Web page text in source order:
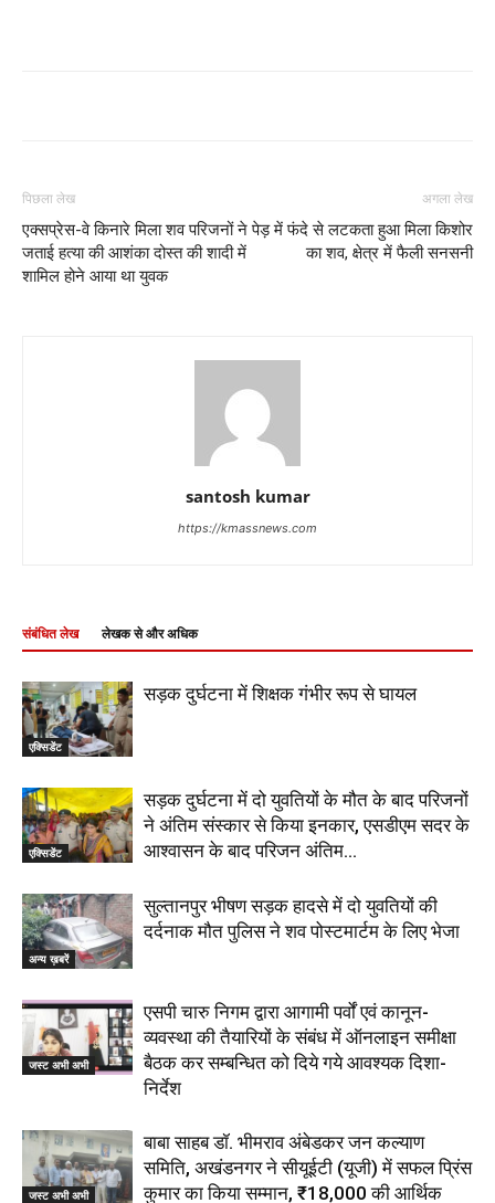
पिछला लेख
एक्सप्रेस-वे किनारे मिला शव परिजनों ने
जताई हत्या की आशंका दोस्त की शादी में
शामिल होने आया था युवक
अगला लेख
पेड़ में फंदे से लटकता हुआ मिला किशोर
का शव, क्षेत्र में फैली सनसनी
santosh kumar
https://kmassnews.com
संबंधित लेख लेखक से और अधिक
एक्सिडेंट
सड़क दुर्घटना में शिक्षक गंभीर रूप से घायल
एक्सिडेंट
सड़क दुर्घटना में दो युवतियों के मौत के बाद परिजनों
ने अंतिम संस्कार से किया इनकार, एसडीएम सदर के
आश्वासन के बाद परिजन अंतिम...
अन्य ख़बरें
सुल्तानपुर भीषण सड़क हादसे में दो युवतियों की
दर्दनाक मौत पुलिस ने शव पोस्टमार्टम के लिए भेजा
जस्ट अभी अभी
एसपी चारु निगम द्वारा आगामी पर्वों एवं कानून-
व्यवस्था की तैयारियों के संबंध में ऑनलाइन समीक्षा
बैठक कर सम्बन्धित को दिये गये आवश्यक दिशा-
निर्देश
जस्ट अभी अभी
बाबा साहब डॉ. भीमराव अंबेडकर जन कल्याण
समिति, अखंडनगर ने सीयूईटी (यूजी) में सफल प्रिंस
कुमार का किया सम्मान, ₹18,000 की आर्थिक